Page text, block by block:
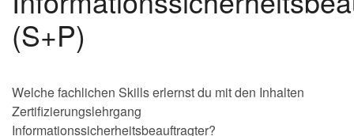
(S+P)
Welche fachlichen Skills erlernst du mit den Inhalten
Zertifizierungslehrgang
Informationssicherheitsbeauftragter?